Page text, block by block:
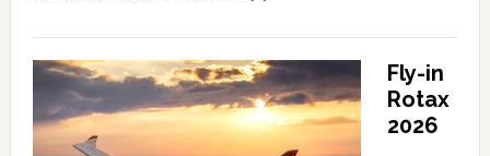
Fly-in
Rotax
2026